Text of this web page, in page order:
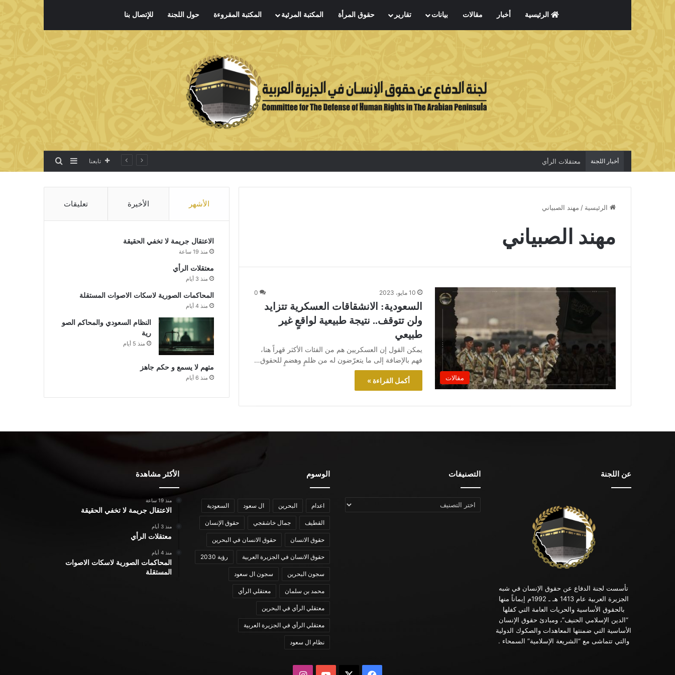
الرئيسية أخبار مقالات بيانات تقارير حقوق المرأة المكتبة المرئية المكتبة المقروءة حول اللجنة للإتصال بنا
أخبار اللجنة معتقلات الرأي تابعنا إضافة عمود جانبي
بحث عن
الرئيسية / مهند الصبياني
مهند الصبياني
مقالات
10 مايو، 2023 0
السعودية: الانشقاقات العسكرية تتزايد
ولن تتوقف.. نتيجة طبيعية لواقعٍ غير
طبيعي
يمكن القول إن العسكريين هم من الفئات الأكثر قهراً هنا،
فهم بالإضافة إلى ما يتعرّضون له من ظلمٍ وهضمٍ للحقوق…
أكمل القراءة »
الأشهر الأخيرة تعليقات
الاعتقال جريمة لا تخفي الحقيقة
منذ 19 ساعة
معتقلات الرأي
منذ 3 أيام
المحاكمات الصورية لاسكات الاصوات المستقلة
منذ 4 أيام
النظام السعودي والمحاكم الصو
رية
منذ 5 أيام
متهم لا يسمع و حكم جاهز
منذ 6 أيام
عن اللجنة
تأسست لجنة الدفاع عن حقوق الإنسان في شبه
الجزيرة العربية عام 1413 هـ ـ 1992م إيماناً منها
بالحقوق الأساسية والحريات العامة التي كفلها
“الدين الإسلامي الحنيف”، ومبادئ حقوق الإنسان
الأساسية التي ضمنتها المعاهدات والصكوك الدولية
والتي تتماشى مع “الشريعة الإسلامية” السمحاء .
التصنيفات
التصنيفات
الوسوم
اعدام البحرين ال سعود السعودية
القطيف جمال خاشقجي حقوق الإنسان
حقوق الانسان حقوق الانسان في البحرين
حقوق الانسان في الجزيرة العربية رؤية 2030
سجون البحرين سجون ال سعود
محمد بن سلمان معتقلي الرأي
معتقلي الرأي في البحرين
معتقلي الرأي في الجزيرة العربية
نظام ال سعود
الأكثر مشاهدة
منذ 19 ساعة
الاعتقال جريمة لا تخفي الحقيقة
منذ 3 أيام
معتقلات الرأي
منذ 4 أيام
المحاكمات الصورية لاسكات الاصوات
المستقلة